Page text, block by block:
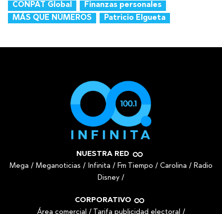
CONPAT Global
Finanzas personales
MÁS QUE NÚMEROS
Patricio Elgueta
NUESTRA RED
Mega / Meganoticias / Infinita / Fm Tiempo / Carolina / Radio
Disney /
CORPORATIVO
Área comercial / Tarifa publicidad electoral /